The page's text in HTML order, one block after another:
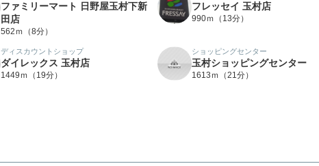
ファミリーマート 日野屋玉村下新
田店
562ｍ（8分）
フレッセイ 玉村店
990ｍ（13分）
ディスカウントショップ
ダイレックス 玉村店
1449ｍ（19分）
ショッピングセンター
玉村ショッピングセンター
1613ｍ（21分）